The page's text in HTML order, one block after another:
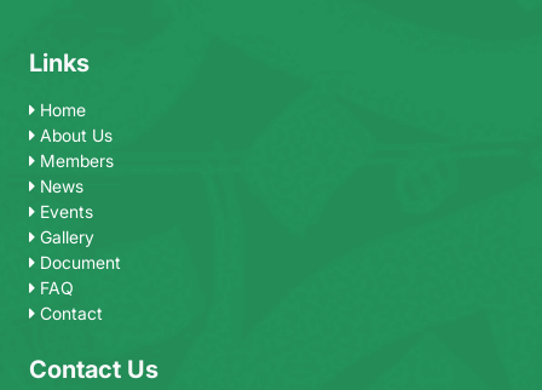
Links
Home
About Us
Members
News
Events
Gallery
Document
FAQ
Contact
Contact Us